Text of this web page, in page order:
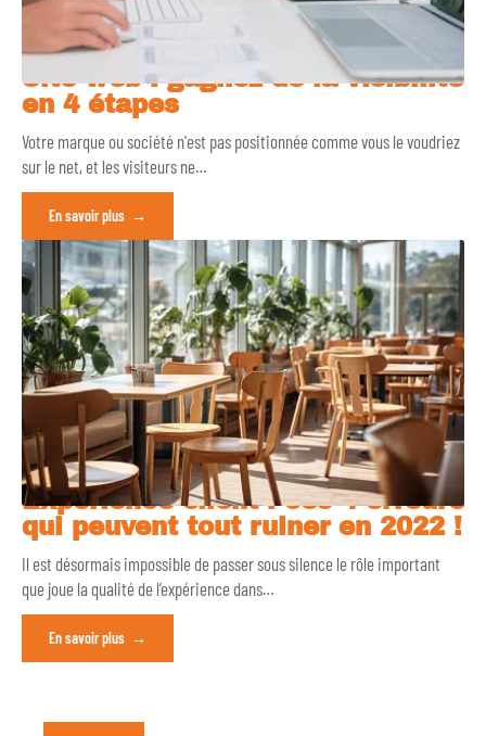
Site web : gagnez de la visibilité
en 4 étapes
Votre marque ou société n'est pas positionnée comme vous le voudriez
sur le net, et les visiteurs ne…
En savoir plus
Expérience client : ces 4 erreurs
qui peuvent tout ruiner en 2022 !
Il est désormais impossible de passer sous silence le rôle important
que joue la qualité de l’expérience dans…
En savoir plus